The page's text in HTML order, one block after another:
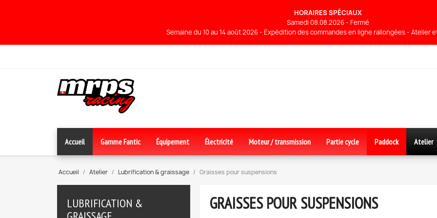
HORAIRES SPÉCIAUX
Samedi 08.08.2026 - Fermé
Semaine du 10 au 14 août 2026 - Expédition des commandes en ligne rallongées - Atelier
Accueil Gamme Fantic Équipement Électricité Moteur / transmission Partie cycle Paddock Atelier
Accueil Atelier Lubrification & graissage Graisses pour suspensions
LUBRIFICATION &
GRAISSES POUR SUSPENSIONS